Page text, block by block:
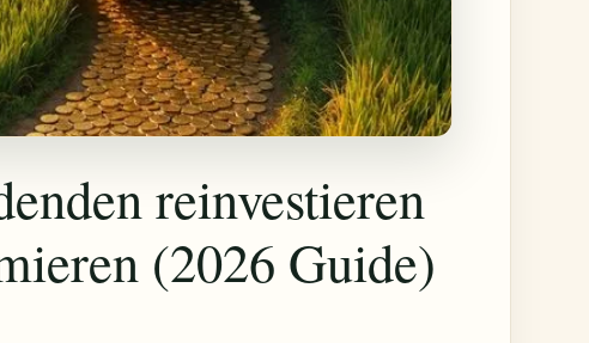
reinvestieren
(2026 Guide)